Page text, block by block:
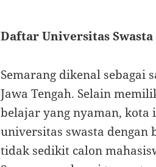
Daftar Universitas
Semarang dikenal
Jawa Tengah. Selain
belajar yang nyaman,
universitas swasta dengan
tidak sedikit calon